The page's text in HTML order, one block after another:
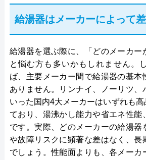
給湯器はメーカーによって
給湯器を選ぶ際に、「どのメーカー
と悩む方も多いかもしれません。
ば、主要メーカー間で給湯器の基本
ありません。リンナイ、ノーリツ、
いった国内4大メーカーはいずれも
ており、湯沸かし能力や省エネ性能
です。実際、どのメーカーの給湯器
や故障リスクに顕著な差はなく、長
でしょう。性能面よりも、各メーカ